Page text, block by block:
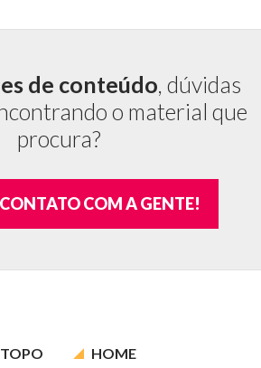
de conteúdo , dúvidas
o material que
procura?
COM A GENTE!
TOPO HOME